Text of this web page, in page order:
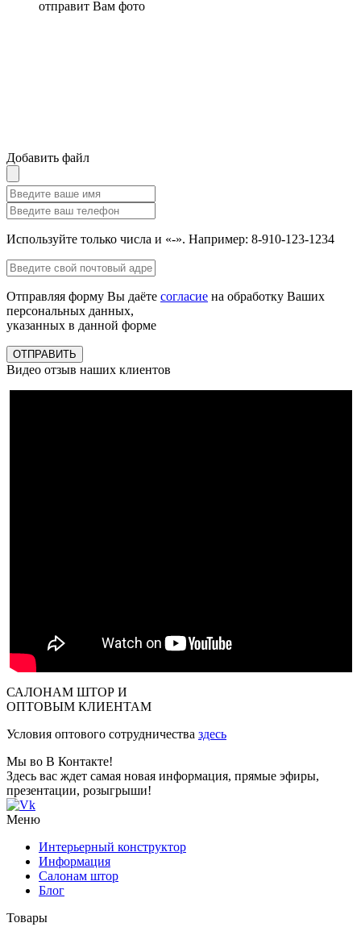
отправит Вам фото
Добавить файл
Используйте только числа и «-». Например: 8-910-123-1234
Отправляя форму Вы даёте согласие на обработку Ваших
персональных данных,
указанных в данной форме
ОТПРАВИТЬ
Видео отзыв наших клиентов
САЛОНАМ ШТОР И
ОПТОВЫМ КЛИЕНТАМ
Условия оптового сотрудничества здесь
Мы во В Контакте!
Здесь вас ждет самая новая информация, прямые эфиры,
презентации, розыгрыши!
Меню
Интерьерный конструктор
Информация
Салонам штор
Блог
Товары